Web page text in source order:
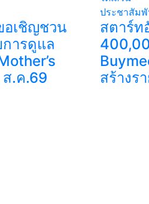
อเชิญชวน
ารดูแล
ส.ค.69
ประชาสัม
สตาร์ท
สร้างร